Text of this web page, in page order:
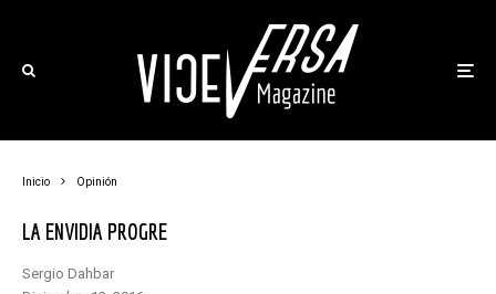
Inicio Opinión
LA ENVIDIA PROGRE
Sergio Dahbar